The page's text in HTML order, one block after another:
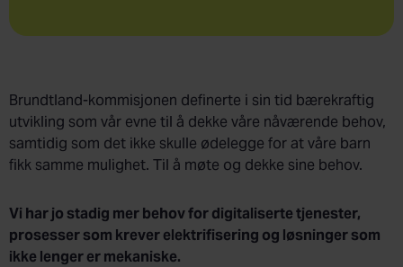
Brundtland-kommisjonen definerte i sin tid bærekraftig
utvikling som vår evne til å dekke våre nåværende behov,
samtidig som det ikke skulle ødelegge for at våre barn
fikk samme mulighet. Til å møte og dekke sine behov.
Vi har jo stadig mer behov for digitaliserte tjenester,
prosesser som krever elektrifisering og løsninger som
ikke lenger er mekaniske.